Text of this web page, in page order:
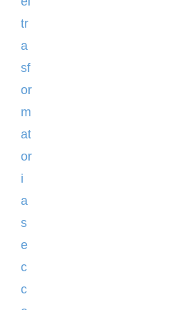
tr
a
sf
or
m
at
or
i
a
s
e
c
c